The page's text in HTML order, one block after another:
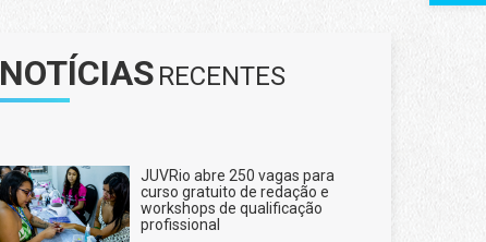
NOTÍCIAS RECENTES
JUVRio abre 250 vagas para
curso gratuito de redação e
workshops de qualificação
profissional